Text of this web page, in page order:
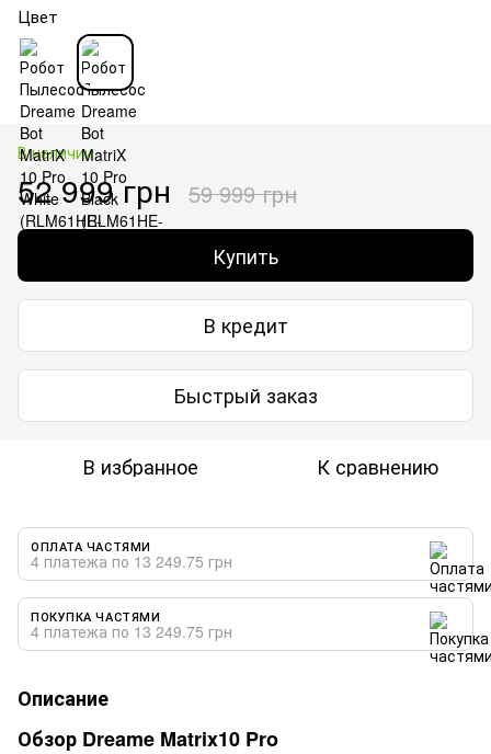
Цвет
В наличии
52 999 грн 59 999 грн
Купить
В кредит
Быстрый заказ
В избранное К сравнению
ОПЛАТА ЧАСТЯМИ
4 платежа по 13 249.75 грн
ПОКУПКА ЧАСТЯМИ
4 платежа по 13 249.75 грн
Описание
Обзор Dreame Matrix10 Pro